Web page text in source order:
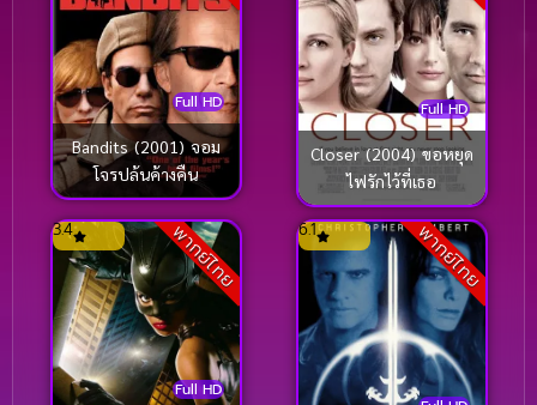
Full HD
Bandits (2001) จอม
โจรปล้นค้างคืน
Full HD
Closer (2004) ขอหยุด
ไฟรักไว้ที่เธอ
พากย์ไทย
Full HD
3.4 พากย์ไทย
6.1